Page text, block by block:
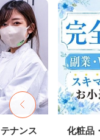
ナンス 化粧品